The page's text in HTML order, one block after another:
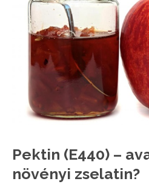
Pektin (E440) –
növényi zselatin?